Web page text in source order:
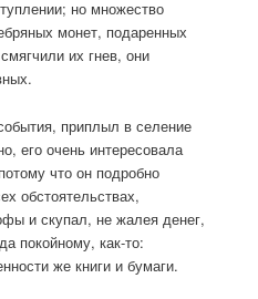
но множество
монет, подаренных
их гнев, они
приплыл в селение
его очень интересовала
что он подробно
обстоятельствах,
и скупал, не жалея денег,
покойному, как-то:
же книги и бумаги.